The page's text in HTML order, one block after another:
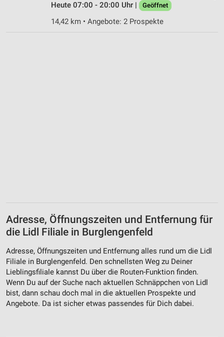
Heute 07:00 - 20:00 Uhr |
Geöffnet
14,42 km • Angebote: 2 Prospekte
Adresse, Öffnungszeiten und Entfernung für
die Lidl Filiale in Burglengenfeld
Adresse, Öffnungszeiten und Entfernung alles rund um die Lidl
Filiale in Burglengenfeld. Den schnellsten Weg zu Deiner
Lieblingsfiliale kannst Du über die Routen-Funktion finden.
Wenn Du auf der Suche nach aktuellen Schnäppchen von Lidl
bist, dann schau doch mal in die aktuellen Prospekte und
Angebote. Da ist sicher etwas passendes für Dich dabei.